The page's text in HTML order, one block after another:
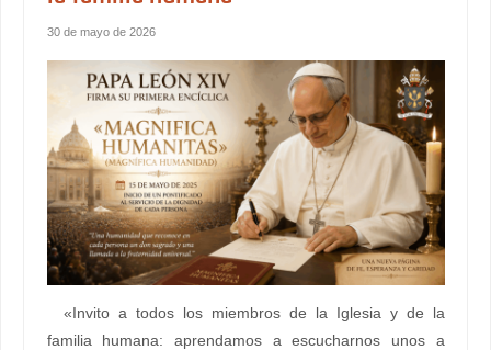
30 de mayo de 2026
«Invito a todos los miembros de la Iglesia y de la
familia humana: aprendamos a escucharnos unos a